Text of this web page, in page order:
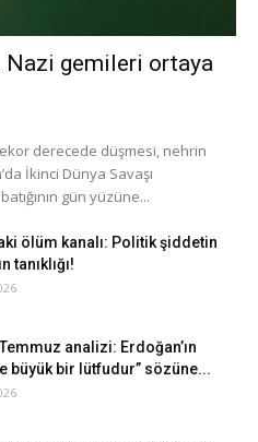
Nazi gemileri ortaya
derecede düşmesi, nehrin
İkinci Dünya Savaşı
gün yüzüne...
ölüm kanalı: Politik şiddetin
tanıklığı!
analizi: Erdoğan’ın
büyük bir lütfudur” sözüne...